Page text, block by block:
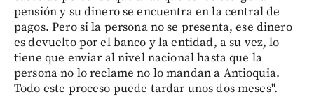
pensión y su dinero se encuentra en la central de
pagos. Pero si la persona no se presenta, ese dinero
es devuelto por el banco y la entidad, a su vez, lo
tiene que enviar al nivel nacional hasta que la
persona no lo reclame no lo mandan a Antioquia.
Todo este proceso puede tardar unos dos meses".